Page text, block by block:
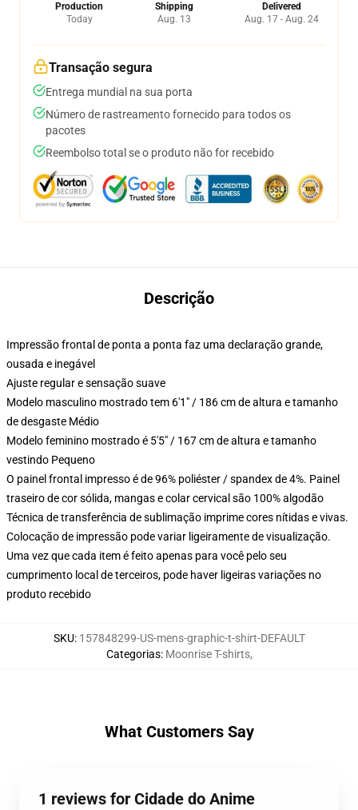
Production
Today
Shipping
Aug. 13
Delivered
Aug. 17 - Aug. 24
Transação segura
Entrega mundial na sua porta
Número de rastreamento fornecido para todos os
pacotes
Reembolso total se o produto não for recebido
Descrição
Impressão frontal de ponta a ponta faz uma declaração grande,
ousada e inegável
Ajuste regular e sensação suave
Modelo masculino mostrado tem 6'1" / 186 cm de altura e tamanho
de desgaste Médio
Modelo feminino mostrado é 5'5" / 167 cm de altura e tamanho
vestindo Pequeno
O painel frontal impresso é de 96% poliéster / spandex de 4%. Painel
traseiro de cor sólida, mangas e colar cervical são 100% algodão
Técnica de transferência de sublimação imprime cores nítidas e vivas.
Colocação de impressão pode variar ligeiramente de visualização.
Uma vez que cada item é feito apenas para você pelo seu
cumprimento local de terceiros, pode haver ligeiras variações no
produto recebido
SKU: 157848299-US-mens-graphic-t-shirt-DEFAULT
Categorias: Moonrise T-shirts,
What Customers Say
1 reviews for Cidade do Anime